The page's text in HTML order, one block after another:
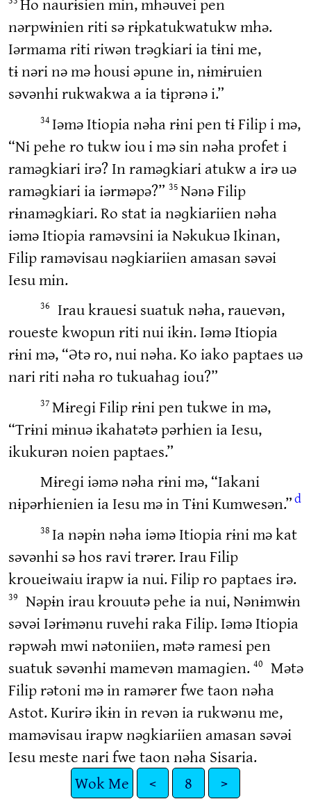
nərpwɨnien riti sə rɨpkatukwatukw mhə.
Iərmama riti riwən trəɡkiari ia tɨni me,
tɨ nəri nə mə housi əpune in, nɨmɨruien
səvənhi rukwakwa a ia tɨprənə i.”
34 Iəmə Itiopia nəha rɨni pen tɨ Filip i mə,
“Ni pehe ro tukw iou i mə sin nəha profet i
raməɡkiari irə? In raməɡkiari atukw a irə uə
raməɡkiari ia iərməpə?” 35 Nənə Filip
rɨnaməɡkiari. Ro stat ia nəɡkiariien nəha
iəmə Itiopia raməvsini ia Nəkukuə Ikinan,
Filip raməvisau nəɡkiariien amasan səvəi
Iesu min.
36
Irau krauesi suatuk nəha, rauevən,
roueste kwopun riti nui ikɨn. Iəmə Itiopia
rɨni mə, “Ətə ro, nui nəha. Ko iako paptaes uə
nari riti nəha ro tukuahaɡ iou?”
37 Mɨreɡi Filip rɨni pen tukwe in mə,
“Trɨni mɨnuə ikahatətə pərhien ia Iesu,
ikukurən noien paptaes.”
Mɨreɡi iəmə nəha rɨni mə, “Iakani
nɨpərhienien ia Iesu mə in Tɨni Kumwesən.”d
38 Ia nəpɨn nəha iəmə Itiopia rɨni mə kat
səvənhi sə hos ravi trərer. Irau Filip
kroueiwaiu irapw ia nui. Filip ro paptaes irə.
39
Nəpɨn irau krouutə pehe ia nui, Nənɨmwɨn
səvəi Iərɨmənu ruvehi raka Filip. Iəmə Itiopia
rəpwəh mwi nətoniien, mətə ramesi pen
suatuk səvənhi mamevən mamaɡien. 40
Mətə
Filip rətoni mə in ramərer fwe taon nəha
Astot. Kurirə ikɨn in revən ia rukwənu me,
maməvisau irapw nəɡkiariien amasan səvəi
Iesu meste nari fwe taon nəha Sisaria.
Wok Me
< 8 >